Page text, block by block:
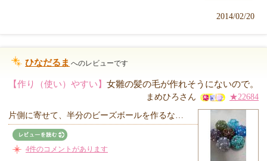
2014/02/20
ひなだるま へのレビューです
【作り（使い）やすい】 女雛の髪の毛が作れそうにないので。
まめひろさん ★22684
片側に寄せて、半分のビーズボールを作るな…
4件のコメントがあります